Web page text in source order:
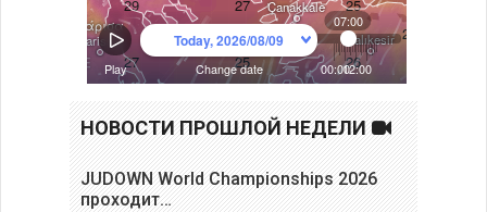
НОВОСТИ ПРОШЛОЙ НЕДЕЛИ
JUDOWN World Championships 2026
проходит…